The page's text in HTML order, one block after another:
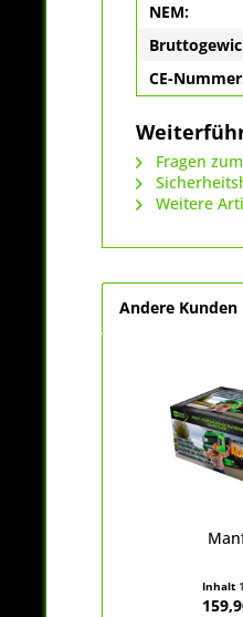
NEM:
CE-
Fragen
Weitere
Andere
Inhalt